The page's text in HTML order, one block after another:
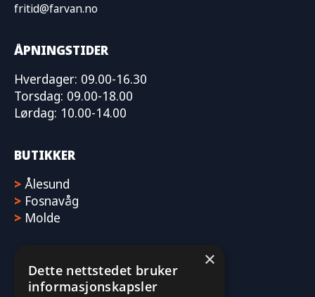
fritid@farvan.no
ÅPNINGSTIDER
Hverdager: 09.00-16.30
Torsdag: 09.00-18.00
Lørdag: 10.00-14.00
BUTIKKER
> Ålesund
> Fosnavåg
> Molde
×
Dette nettstedet bruker
informasjonskapsler